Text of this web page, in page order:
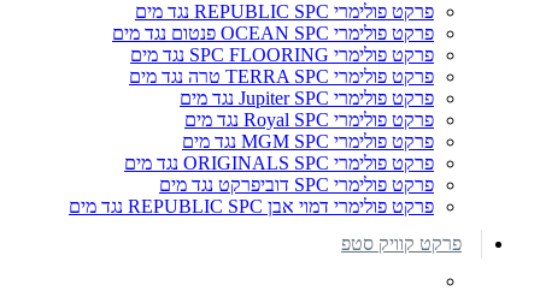
פרקט פולימרי REPUBLIC SPC נגד מים
פרקט פולימרי OCEAN SPC פנטום נגד מים
פרקט פולימרי SPC FLOORING נגד מים
פרקט פולימרי TERRA SPC טרה נגד מים
פרקט פולימרי Jupiter SPC נגד מים
פרקט פולימרי Royal SPC נגד מים
פרקט פולימרי MGM SPC נגד מים
פרקט פולימרי ORIGINALS SPC נגד מים
פרקט פולימרי SPC דוביפרקט נגד מים
פרקט פולימרי דמוי אבן REPUBLIC SPC נגד מים
פרקט קוויק סטפ